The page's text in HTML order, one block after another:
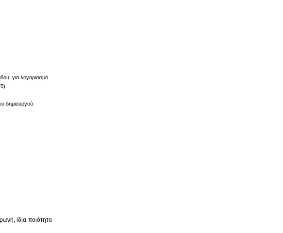
για λογαριασμό
δημιουργού.
ίδια ποιότητα